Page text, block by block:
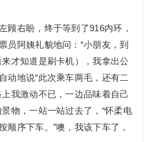
右盼，终于等到了916内环，
员阿姨礼貌地问：“小朋友，到
才知道是刷卡机），我拿出公
动地说“此次乘车两毛，还有二
我激动不已，一边品味着自己
物，一站一站过去了，“怀柔电
顺序下车。”噢，我该下车了，